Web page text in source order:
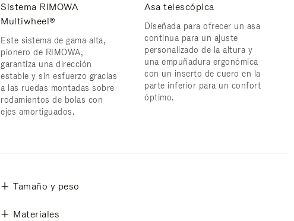
Sistema RIMOWA
Multiwheel®
Este sistema de gama alta,
pionero de RIMOWA,
garantiza una dirección
estable y sin esfuerzo gracias
a las ruedas montadas sobre
rodamientos de bolas con
ejes amortiguados.
Asa telescópica
Diseñada para ofrecer un asa
continua para un ajuste
personalizado de la altura y
una empuñadura ergonómica
con un inserto de cuero en la
parte inferior para un confort
óptimo.
Tamaño y peso
Materiales